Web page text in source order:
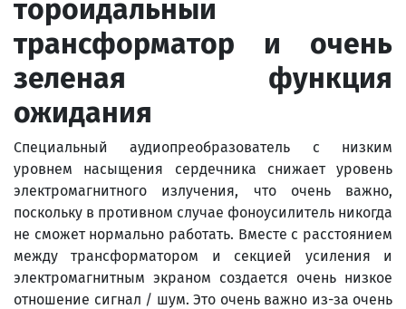
тороидальный
трансформатор и очень
зеленая функция
ожидания
Специальный аудиопреобразователь с низким
уровнем насыщения сердечника снижает уровень
электромагнитного излучения, что очень важно,
поскольку в противном случае фоноусилитель никогда
не сможет нормально работать. Вместе с расстоянием
между трансформатором и секцией усиления и
электромагнитным экраном создается очень низкое
отношение сигнал / шум. Это очень важно из-за очень